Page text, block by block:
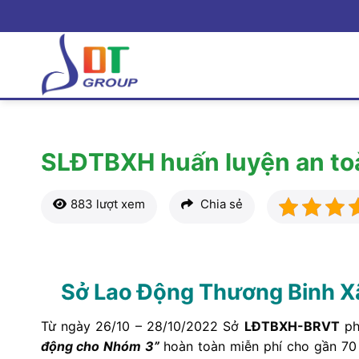
qua
SLĐTBXH huấn luyện an
883 lượt xem Chia sẻ
Sở Lao Động Thương Binh
Từ ngày 26/10 – 28/10/2022 Sở LĐTBXH-BRVT
động cho Nhóm 3” hoàn toàn miễn phí cho gần